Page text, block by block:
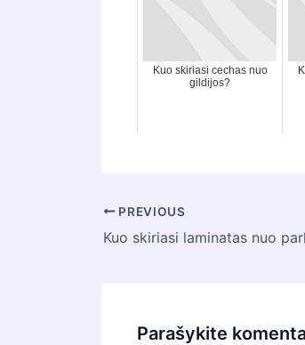
Kuo skiriasi cechas nuo
gildijos?
Post
navigation
PREVIOUS
Parašykite